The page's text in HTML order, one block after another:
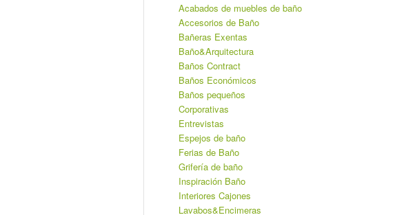
Acabados de muebles de baño
Accesorios de Baño
Bañeras Exentas
Baño&Arquitectura
Baños Contract
Baños Económicos
Baños pequeños
Corporativas
Entrevistas
Espejos de baño
Ferias de Baño
Grifería de baño
Inspiración Baño
Interiores Cajones
Lavabos&Encimeras